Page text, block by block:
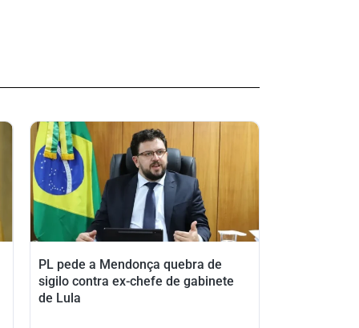
PL pede a Mendonça quebra de
sigilo contra ex-chefe de gabinete
de Lula